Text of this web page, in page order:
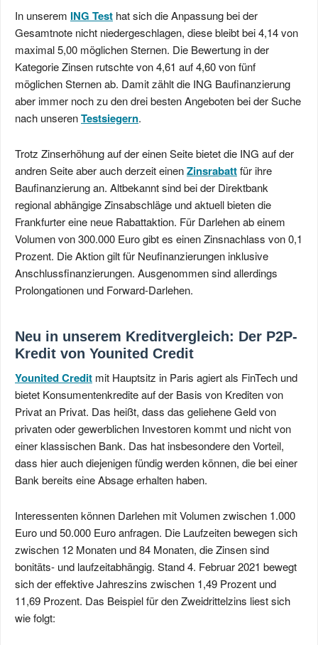
In unserem ING Test hat sich die Anpassung bei der
Gesamtnote nicht niedergeschlagen, diese bleibt bei 4,14 von
maximal 5,00 möglichen Sternen. Die Bewertung in der
Kategorie Zinsen rutschte von 4,61 auf 4,60 von fünf
möglichen Sternen ab. Damit zählt die ING Baufinanzierung
aber immer noch zu den drei besten Angeboten bei der Suche
nach unserenTestsiegern.
Trotz Zinserhöhung auf der einen Seite bietet die ING auf der
andren Seite aber auch derzeit einenZinsrabattfür ihre
Baufinanzierung an. Altbekannt sind bei der Direktbank
regional abhängige Zinsabschläge und aktuell bieten die
Frankfurter eine neue Rabattaktion. Für Darlehen ab einem
Volumen von 300.000 Euro gibt es einen Zinsnachlass von 0,1
Prozent. Die Aktion gilt für Neufinanzierungen inklusive
Anschlussfinanzierungen. Ausgenommen sind allerdings
Prolongationen und Forward-Darlehen.
Neu in unserem Kreditvergleich: Der P2P-
Kredit von Younited Credit
Younited Credit mit Hauptsitz in Paris agiert als FinTech und
bietet Konsumentenkredite auf der Basis von Krediten von
Privat an Privat. Das heißt, dass das geliehene Geld von
privaten oder gewerblichen Investoren kommt und nicht von
einer klassischen Bank. Das hat insbesondere den Vorteil,
dass hier auch diejenigen fündig werden können, die bei einer
Bank bereits eine Absage erhalten haben.
Interessenten können Darlehen mit Volumen zwischen 1.000
Euro und 50.000 Euro anfragen. Die Laufzeiten bewegen sich
zwischen 12 Monaten und 84 Monaten, die Zinsen sind
bonitäts- und laufzeitabhängig. Stand 4. Februar 2021 bewegt
sich der effektive Jahreszins zwischen 1,49 Prozent und
11,69 Prozent. Das Beispiel für den Zweidrittelzins liest sich
wie folgt: